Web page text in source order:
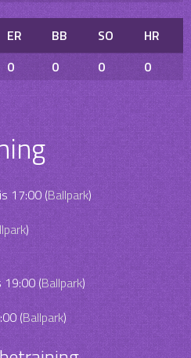
ER BB SO
HR
0 0 0 0
17:00 (Ballpark)
)
19:00 (Ballpark)
(Ballpark)